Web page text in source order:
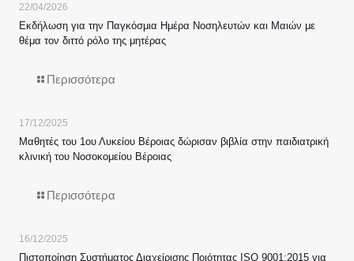
22/04/2026
Εκδήλωση για την Παγκόσμια Ημέρα Νοσηλευτών και Μαιών με
θέμα τον διττό ρόλο της μητέρας
Περισσότερα
17/12/2025
Μαθητές του 1ου Λυκείου Βέροιας δώρισαν βιβλία στην παιδιατρική
κλινική του Νοσοκομείου Βέροιας
Περισσότερα
16/12/2025
Πιστοποίηση Συστήματος Διαχείρισης Ποιότητας ISO 9001:2015 για